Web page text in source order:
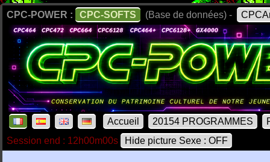
CPC-POWER : CPC-SOFTS (Base de données) -
Accueil 20154 PROGRAMMES
Session end : 12h00m00s
Hide picture Sexe : OFF